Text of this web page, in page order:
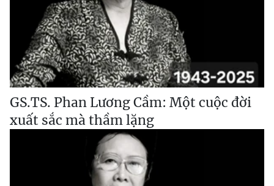
GS.TS. Phan Lương Cầm: Một cuộc đời
xuất sắc mà thầm lặng